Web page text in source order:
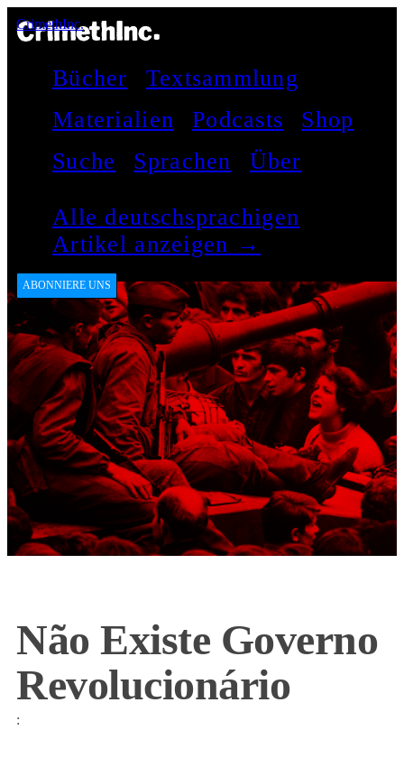
CrimethInc.
Bücher
Textsammlung
Materialien
Podcasts
Shop
Suche
Sprachen Über
Alle deutschsprachigen
Artikel anzeigen →
ABONNIERE UNS
Não Existe Governo
Revolucionário
: